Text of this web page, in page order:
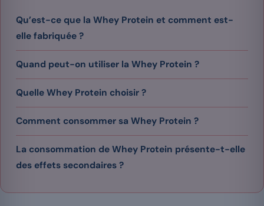
Qu’est-ce que la Whey Protein et comment est-
elle fabriquée ?
Quand peut-on utiliser la Whey Protein ?
Quelle Whey Protein choisir ?
Comment consommer sa Whey Protein ?
La consommation de Whey Protein présente-t-elle
des effets secondaires ?